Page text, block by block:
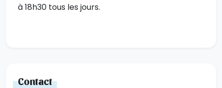
à 18h30 tous les jours.
Contact